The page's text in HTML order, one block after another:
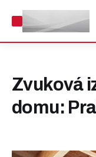
Zvuková
domu: